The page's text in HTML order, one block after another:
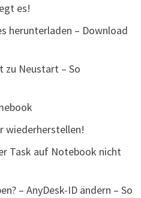
es!
herunterladen – Download
zu Neustart – So
wiederherstellen!
Task auf Notebook nicht
– AnyDesk-ID ändern – So